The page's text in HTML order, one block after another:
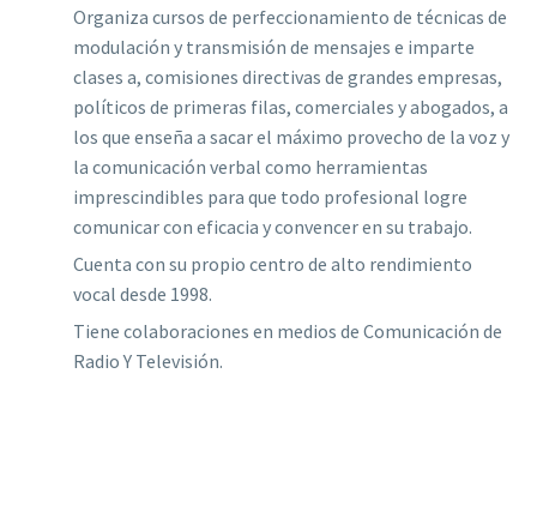
Organiza cursos de perfeccionamiento de técnicas de
modulación y transmisión de mensajes e imparte
clases a, comisiones directivas de grandes empresas,
políticos de primeras filas, comerciales y abogados, a
los que enseña a sacar el máximo provecho de la voz y
la comunicación verbal como herramientas
imprescindibles para que todo profesional logre
comunicar con eficacia y convencer en su trabajo.
Cuenta con su propio centro de alto rendimiento
vocal desde 1998.
Tiene colaboraciones en medios de Comunicación de
Radio Y Televisión.